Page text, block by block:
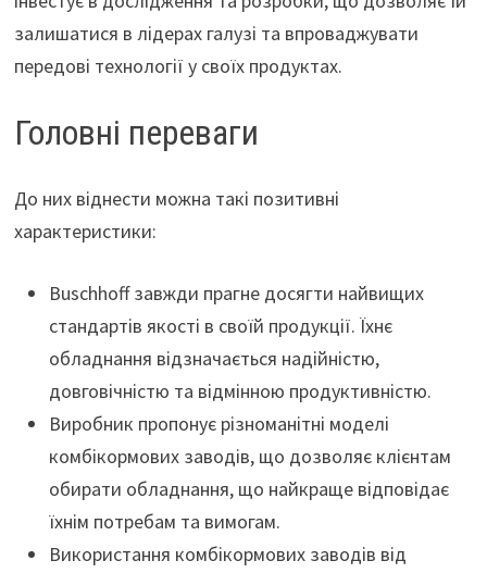
залишатися в лідерах галузі та впроваджувати
передові технології у своїх продуктах.
Головні переваги
До них віднести можна такі позитивні
характеристики:
Buschhoff завжди прагне досягти найвищих
стандартів якості в своїй продукції. Їхнє
обладнання відзначається надійністю,
довговічністю та відмінною продуктивністю.
Виробник пропонує різноманітні моделі
комбікормових заводів, що дозволяє клієнтам
обирати обладнання, що найкраще відповідає
їхнім потребам та вимогам.
Використання комбікормових заводів від